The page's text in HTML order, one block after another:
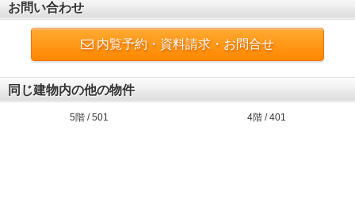
お問い合わせ
内覧予約・資料請求・お問合せ
同じ建物内の他の物件
5階 / 501 4階 / 401